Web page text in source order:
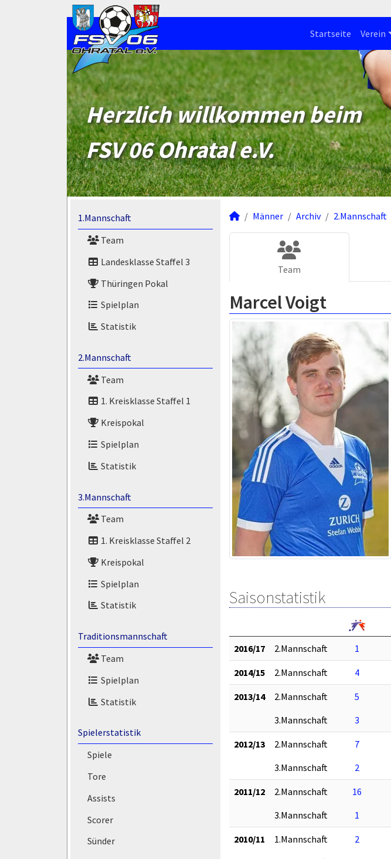
Startseite Verein
Herzlich willkommen beim
FSV 06 Ohratal e.V.
1.Mannschaft
Team
Landesklasse Staffel 3
Thüringen Pokal
Spielplan
Statistik
2.Mannschaft
Team
1. Kreisklasse Staffel 1
Kreispokal
Spielplan
Statistik
3.Mannschaft
Team
1. Kreisklasse Staffel 2
Kreispokal
Spielplan
Statistik
Traditionsmannschaft
Team
Spielplan
Statistik
Spielerstatistik
Spiele
Tore
Assists
Scorer
Sünder
Männer Archiv 2.Mannschaft
Team
Marcel Voigt
Saisonstatistik
2016/17 2.Mannschaft 1
2014/15 2.Mannschaft 4
2013/14 2.Mannschaft 5
3.Mannschaft
3
2012/13 2.Mannschaft 7
3.Mannschaft
2
2011/12 2.Mannschaft 16
3.Mannschaft
1
2010/11 1.Mannschaft 2